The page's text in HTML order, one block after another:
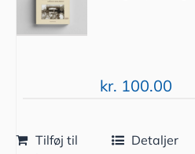
kr. 100.00
Tilføj til
Detaljer